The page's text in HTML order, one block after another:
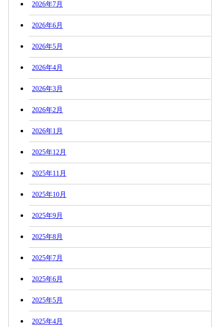
2026年7月
2026年6月
2026年5月
2026年4月
2026年3月
2026年2月
2026年1月
2025年12月
2025年11月
2025年10月
2025年9月
2025年8月
2025年7月
2025年6月
2025年5月
2025年4月